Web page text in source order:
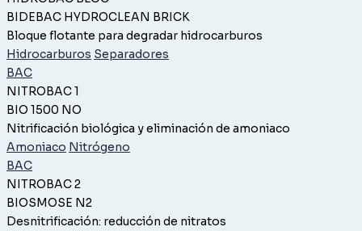
BIDEBAC HYDROCLEAN BRICK
Bloque flotante para degradar hidrocarburos
Hidrocarburos Separadores
BAC
NITROBAC 1
BIO 1500 NO
Nitrificación biológica y eliminación de amoniaco
Amoniaco Nitrógeno
BAC
NITROBAC 2
BIOSMOSE N2
Desnitrificación: reducción de nitratos